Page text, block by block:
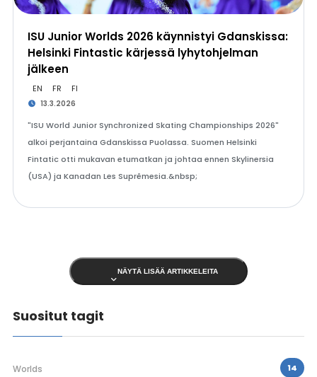
ISU Junior Worlds 2026 käynnistyi Gdanskissa:
Helsinki Fintastic kärjessä lyhytohjelman
jälkeen
EN FR FI
13.3.2026
"ISU World Junior Synchronized Skating Championships 2026"
alkoi perjantaina Gdanskissa Puolassa. Suomen Helsinki
Fintatic otti mukavan etumatkan ja johtaa ennen Skylinersia
(USA) ja Kanadan Les Suprêmesia.&nbsp;
NÄYTÄ LISÄÄ ARTIKKELEITA
Suositut tagit
Worlds 14